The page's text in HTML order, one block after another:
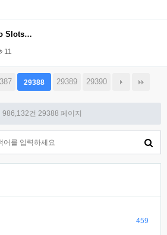
Slots…
11
29388 29389 29390
986,132건 29388 페이지
459